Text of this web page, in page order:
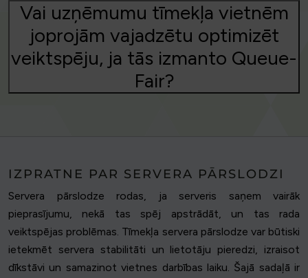
Vai uzņēmumu tīmekļa vietnēm
joprojām vajadzētu optimizēt
veiktspēju, ja tās izmanto Queue-
Fair?
IZPRATNE PAR SERVERA PĀRSLODZI
Servera pārslodze rodas, ja serveris saņem vairāk
pieprasījumu, nekā tas spēj apstrādāt, un tas rada
veiktspējas problēmas. Tīmekļa servera pārslodze var būtiski
ietekmēt servera stabilitāti un lietotāju pieredzi, izraisot
dīkstāvi un samazinot vietnes darbības laiku. Šajā sadaļā ir